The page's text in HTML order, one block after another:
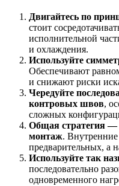
Двигайтесь по
стоит
исполнительной
и охлаждения.
Используйте
Обеспечивают
и снижают риски
Чередуйте
контровых швов,
сложных
Общая стратегия —
монтаж.
предварительных, а
Используйте так
последовательно
одновременного